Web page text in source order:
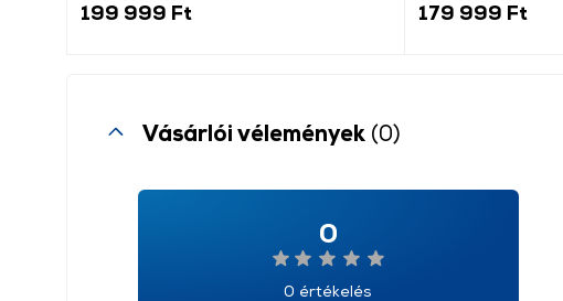
199 999 Ft 179 999 Ft
Vásárlói vélemények (0)
0
0 értékelés